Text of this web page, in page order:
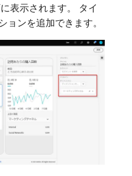
表示されます。 タイ
ョンを追加できます。